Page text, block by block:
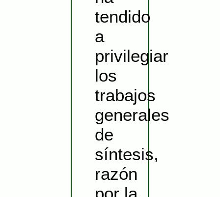
tendido
a
privilegiar
los
trabajos
generales
de
síntesis,
razón